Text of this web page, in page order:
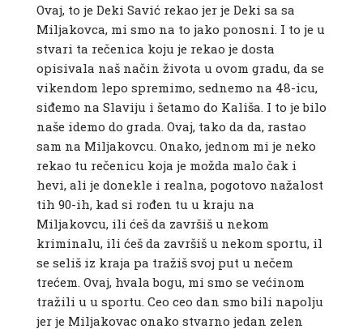
Ovaj, to je Deki Savić rekao jer je Deki sa sa
Miljakovca, mi smo na to jako ponosni. I to je u
stvari ta rečenica koju je rekao je dosta
opisivala naš način života u ovom gradu, da se
vikendom lepo spremimo, sednemo na 48-icu,
siđemo na Slaviju i šetamo do Kališa. I to je bilo
naše idemo do grada. Ovaj, tako da da, rastao
sam na Miljakovcu. Onako, jednom mi je neko
rekao tu rečenicu koja je možda malo čak i
hevi, ali je donekle i realna, pogotovo nažalost
tih 90-ih, kad si rođen tu u kraju na
Miljakovcu, ili ćeš da završiš u nekom
kriminalu, ili ćeš da završiš u nekom sportu, il
se seliš iz kraja pa tražiš svoj put u nečem
trećem. Ovaj, hvala bogu, mi smo se većinom
tražili u u sportu. Ceo ceo dan smo bili napolju
jer je Miljakovac onako stvarno jedan zelen